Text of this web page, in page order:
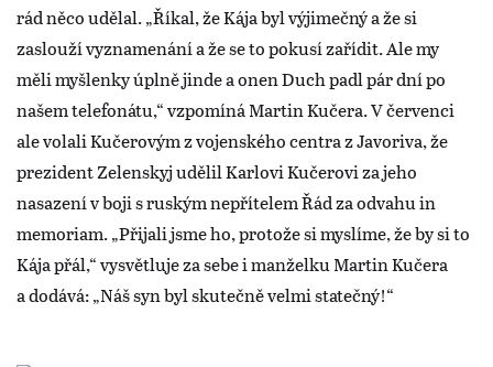
rád něco udělal. „Říkal, že Kája byl výjimečný a že si
zaslouží vyznamenání a že se to pokusí zařídit. Ale my
měli myšlenky úplně jinde a onen Duch padl pár dní po
našem telefonátu,“ vzpomíná Martin Kučera. V červenci
ale volali Kučerovým z vojenského centra z Javoriva, že
prezident Zelenskyj udělil Karlovi Kučerovi za jeho
nasazení v boji s ruským nepřítelem Řád za odvahu in
memoriam. „Přijali jsme ho, protože si myslíme, že by si to
Kája přál,“ vysvětluje za sebe i manželku Martin Kučera
a dodává: „Náš syn byl skutečně velmi statečný!“